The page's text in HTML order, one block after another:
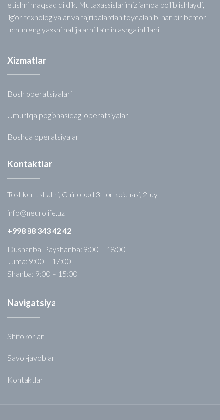
etishni maqsad qildik. Mutaxassislarimiz jamoa bo‘lib ishlaydi,
ilg‘or texnologiyalar va tajribalardan foydalanib, har bir bemor
uchun eng yaxshi natijalarni ta’minlashga intiladi.
Xizmatlar
Bosh operatsiyalari
Umurtqa pog‘onasidagi operatsiyalar
Boshqa operatsiyalar
Kontaktlar
Toshkent shahri, Chinobod 3-tor ko‘chasi, 2-uy
info@neurolife.uz
+998 88 343 42 42
Dushanba-Payshanba: 9:00 – 18:00
Juma: 9:00 – 17:00
Shanba: 9:00 – 15:00
Navigatsiya
Shifokorlar
Savol-javoblar
Kontaktlar